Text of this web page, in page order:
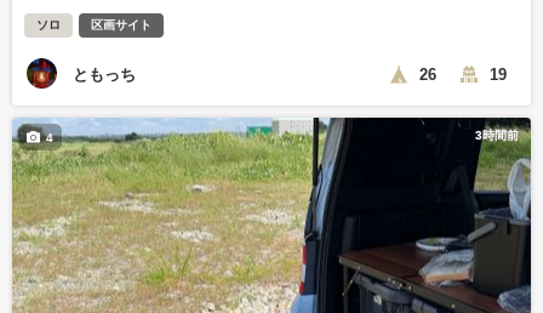
ソロ 区画サイト
ともっち 26 19
3時間前
4